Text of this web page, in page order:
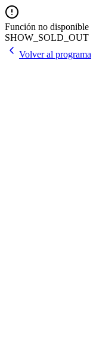
Función no disponible
SHOW_SOLD_OUT
Volver al programa